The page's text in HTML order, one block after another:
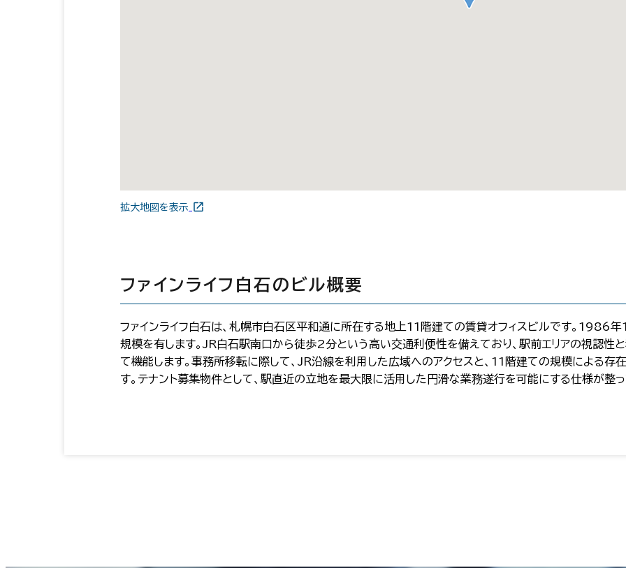
拡大地図を表示
ファインライフ白石のビル概要
ファインライフ白石は、札幌市白石区平和通に所在する地上11階建ての賃貸オフィスビルです。
規模を有します。JR白石駅南口から徒歩2分という高い交通利便性を備えており、駅前エリアの視認性
て機能します。事務所移転に際して、JR沿線を利用した広域へのアクセスと、11階建ての規模による存
す。テナント募集物件として、駅直近の立地を最大限に活用した円滑な業務遂行を可能にする仕様が整っ